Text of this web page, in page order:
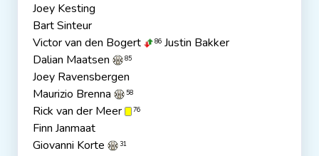
Joey Kesting
Bart Sinteur
Victor van den Bogert
86 Justin Bakker
Dalian Maatsen
85
Joey Ravensbergen
Maurizio Brenna
58
Rick van der Meer 76
Finn Janmaat
Giovanni Korte
31